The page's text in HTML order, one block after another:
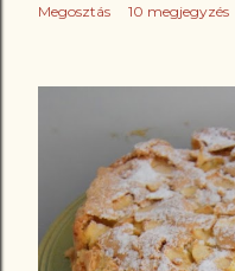
Megosztás 10 megjegyzés